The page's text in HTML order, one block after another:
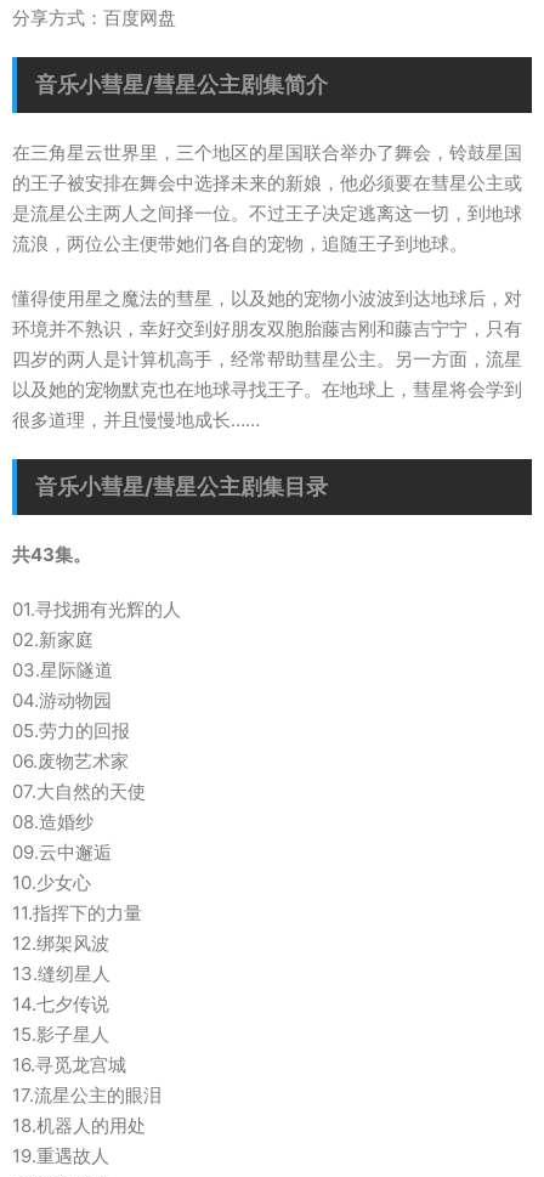
分享方式：百度网盘
音乐小彗星/彗星公主剧集简介
在三角星云世界里，三个地区的星国联合举办了舞会，铃鼓星国
的王子被安排在舞会中选择未来的新娘，他必须要在彗星公主或
是流星公主两人之间择一位。不过王子决定逃离这一切，到地球
流浪，两位公主便带她们各自的宠物，追随王子到地球。
懂得使用星之魔法的彗星，以及她的宠物小波波到达地球后，对
环境并不熟识，幸好交到好朋友双胞胎藤吉刚和藤吉宁宁，只有
四岁的两人是计算机高手，经常帮助彗星公主。另一方面，流星
以及她的宠物默克也在地球寻找王子。在地球上，彗星将会学到
很多道理，并且慢慢地成长……
音乐小彗星/彗星公主剧集目录
共43集。
01.寻找拥有光辉的人
02.新家庭
03.星际隧道
04.游动物园
05.劳力的回报
06.废物艺术家
07.大自然的天使
08.造婚纱
09.云中邂逅
10.少女心
11.指挥下的力量
12.绑架风波
13.缝纫星人
14.七夕传说
15.影子星人
16.寻觅龙宫城
17.流星公主的眼泪
18.机器人的用处
19.重遇故人